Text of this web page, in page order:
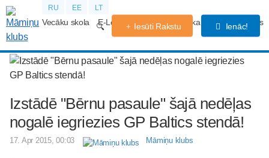
RU EE LT
Vecāku skola E-Lekcijas Grūtniecības kalendārs Forums
Iesūti Rakstu Ienāc!
Izstādē "Bērnu pasaule" šajā nedēļas
nogalē iegriezies GP Baltics stendā!
17. Apr 2015, 00:03 Māmiņu klubs